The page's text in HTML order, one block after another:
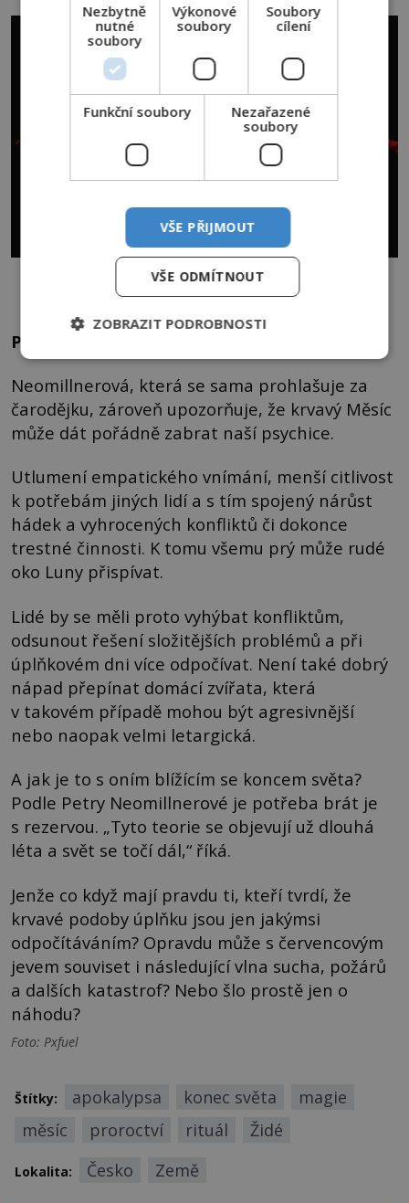
Co všechno může barva měsíce ovlivnit? Působí na nás nějak, aniž o
tom víme?
Podporuje agresivitu
Neomillnerová, která se sama prohlašuje za
čarodějku, zároveň upozorňuje, že krvavý Měsíc
může dát pořádně zabrat naší psychice.
Utlumení empatického vnímání, menší citlivost
k potřebám jiných lidí a s tím spojený nárůst
hádek a vyhrocených konfliktů či dokonce
trestné činnosti. K tomu všemu prý může rudé
oko Luny přispívat.
Lidé by se měli proto vyhýbat konfliktům,
odsunout řešení složitějších problémů a při
úplňkovém dni více odpočívat. Není také dobrý
nápad přepínat domácí zvířata, která
v takovém případě mohou být agresivnější
nebo naopak velmi letargická.
A jak je to s oním blížícím se koncem světa?
Podle Petry Neomillnerové je potřeba brát je
s rezervou. „Tyto teorie se objevují už dlouhá
léta a svět se točí dál,“ říká.
Jenže co když mají pravdu ti, kteří tvrdí, že
krvavé podoby úplňku jsou jen jakýmsi
odpočítáváním? Opravdu může s červencovým
jevem souviset i následující vlna sucha, požárů
a dalších katastrof? Nebo šlo prostě jen o
náhodu?
Foto: Pxfuel
Štítky: apokalypsa konec světa
magie
měsíc
proroctví rituál Židé
Lokalita: Česko Země
Nezbytně
nutné
soubory
Výkonové
soubory
Soubory
cílení
Funkční soubory
Nezařazené
soubory
VŠE PŘIJMOUT
VŠE ODMÍTNOUT
ZOBRAZIT PODROBNOSTI